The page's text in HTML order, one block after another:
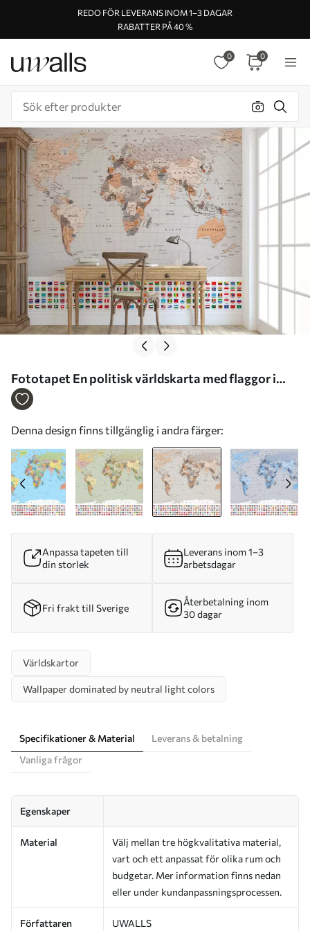
REDO FÖR LEVERANS INOM 1–3 DAGAR
RABATTER PÅ 40 %
0 0
Fototapet En politisk världskarta med flaggor i
bruna och beige nyanser, på engelska Nr.
Denna design finns tillgänglig i andra färger:
Anpassa tapeten till
din storlek
Leverans inom 1–3
arbetsdagar
Fri frakt till Sverige
Återbetalning inom
30 dagar
Världskartor
Wallpaper dominated by neutral light colors
Specifikationer & Material
Leverans & betalning
Vanliga frågor
Egenskaper
Material
Välj mellan tre högkvalitativa material,
vart och ett anpassat för olika rum och
budgetar. Mer information finns nedan
eller under kundanpassningsprocessen.
Författaren UWALLS